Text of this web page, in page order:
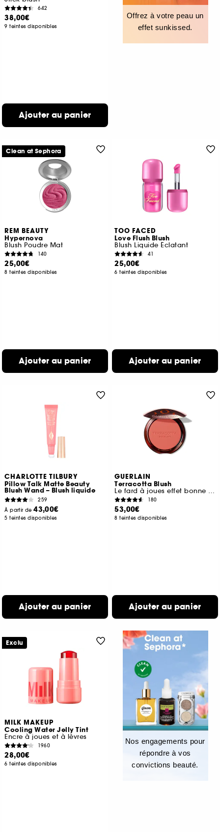
642
38,00€
9 teintes disponibles
Ajouter au panier
Offrez à votre peau un
effet sunkissed.
REM BEAUTY
Hypernova
Blush Poudre Mat
140
25,00€
8 teintes disponibles
Ajouter au panier
Clean at Sephora
TOO FACED
Love Flush Blush
Blush Liquide Éclatant
41
25,00€
6 teintes disponibles
Ajouter au panier
CHARLOTTE TILBURY
Pillow Talk Matte Beauty
Blush Wand – Blush liquide
259
À partir de43,00€
5 teintes disponibles
Ajouter au panier
GUERLAIN
Terracotta Blush
Le fard à joues effet bonne mine
180
53,00€
8 teintes disponibles
Ajouter au panier
MILK MAKEUP
Cooling Water Jelly Tint
Encre à joues et à lèvres
1960
28,00€
6 teintes disponibles
Exclu
Nos engagements pour
répondre à vos
convictions beauté.